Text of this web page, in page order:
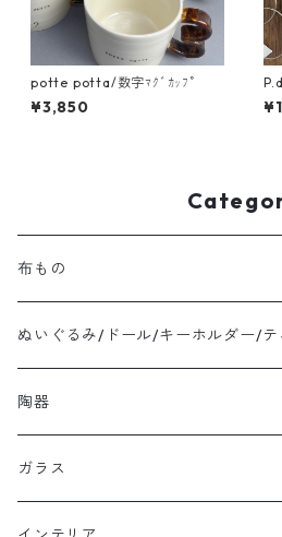
potte potta/数字ﾏｸﾞｶｯﾌﾟ
¥3,850
布もの
ぬいぐるみ/ドール/キーホルダー/テ
陶器
ガラス